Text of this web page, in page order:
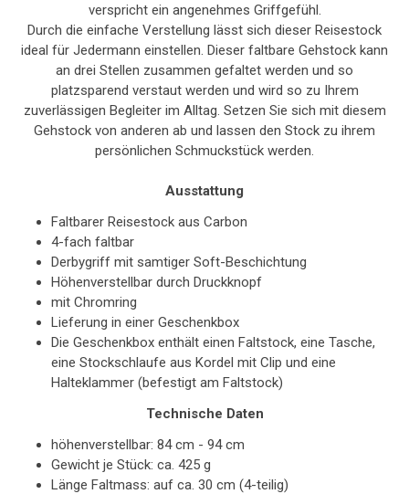
verspricht ein angenehmes Griffgefühl.
Durch die einfache Verstellung lässt sich dieser Reisestock
ideal für Jedermann einstellen. Dieser faltbare Gehstock kann
an drei Stellen zusammen gefaltet werden und so
platzsparend verstaut werden und wird so zu Ihrem
zuverlässigen Begleiter im Alltag. Setzen Sie sich mit diesem
Gehstock von anderen ab und lassen den Stock zu ihrem
persönlichen Schmuckstück werden.
Ausstattung
Faltbarer Reisestock aus Carbon
4-fach faltbar
Derbygriff mit samtiger Soft-Beschichtung
Höhenverstellbar durch Druckknopf
mit Chromring
Lieferung in einer Geschenkbox
Die Geschenkbox enthält einen Faltstock, eine Tasche,
eine Stockschlaufe aus Kordel mit Clip und eine
Halteklammer (befestigt am Faltstock)
Technische Daten
höhenverstellbar: 84 cm - 94 cm
Gewicht je Stück: ca. 425 g
Länge Faltmass: auf ca. 30 cm (4-teilig)